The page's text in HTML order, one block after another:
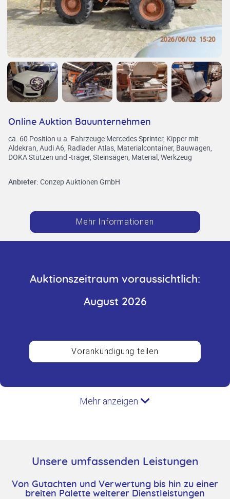
Online Auktion Bauunternehmen
ca. 60 Position u.a. Fahrzeuge Mercedes Sprinter, Kipper mit
Aldekran, Audi A6, Radlader Atlas, Materialcontainer, Bauwagen,
DOKA Stützen und -träger, Steinsägen, Material, Werkzeug
Anbieter: Conzep Auktionen GmbH
Mehr Informationen
Auktionszeitraum voraussichtlich:
August 2026
Vorankündigung teilen
Mehr anzeigen
Unsere umfassenden Leistungen
Von Gutachten und Verwertung bis hin zu einer
breiten Palette weiterer Dienstleistungen